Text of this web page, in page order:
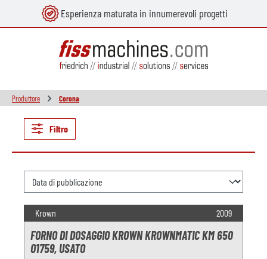
principale Esperienza maturata in innumerevoli progetti
Produttore Corona
Filtro
Krown 2009
FORNO DI DOSAGGIO KROWN KROWNMATIC KM 650
O1759, USATO